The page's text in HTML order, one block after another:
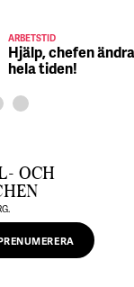
ARBETSTID
Hjälp, chefen
hela tiden!
OCH